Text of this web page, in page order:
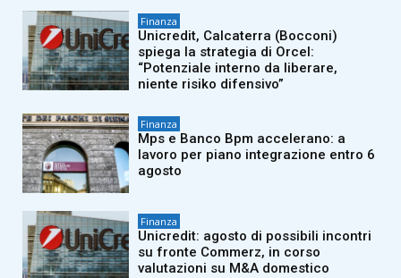
Finanza
Unicredit, Calcaterra (Bocconi)
spiega la strategia di Orcel:
“Potenziale interno da liberare,
niente risiko difensivo”
Finanza
Mps e Banco Bpm accelerano: a
lavoro per piano integrazione entro 6
agosto
Finanza
Unicredit: agosto di possibili incontri
su fronte Commerz, in corso
valutazioni su M&A domestico